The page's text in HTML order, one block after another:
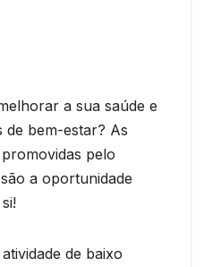
a sua saúde e
de bem-estar? As
pelo
a oportunidade
de baixo